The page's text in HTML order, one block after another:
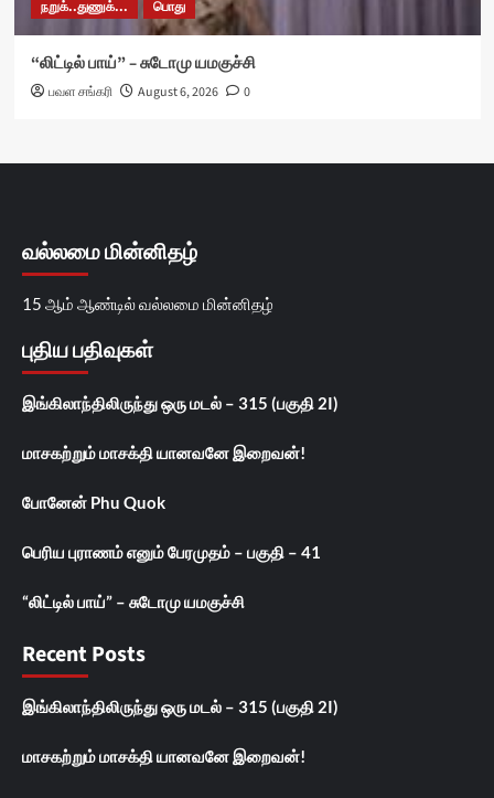
நறுக்..துணுக்... பொது
“லிட்டில் பாய்” – சுடோமு யமகுச்சி
பவள சங்கரி August 6, 2026 0
வல்லமை மின்னிதழ்
15 ஆம் ஆண்டில் வல்லமை மின்னிதழ்
புதிய பதிவுகள்
இங்கிலாந்திலிருந்து ஒரு மடல் – 315 (பகுதி 2I)
மாசகற்றும் மாசக்தி யானவனே இறைவன்!
போனேன் Phu Quok
பெரிய புராணம் எனும் பேரமுதம் – பகுதி – 41
“லிட்டில் பாய்” – சுடோமு யமகுச்சி
Recent Posts
இங்கிலாந்திலிருந்து ஒரு மடல் – 315 (பகுதி 2I)
மாசகற்றும் மாசக்தி யானவனே இறைவன்!